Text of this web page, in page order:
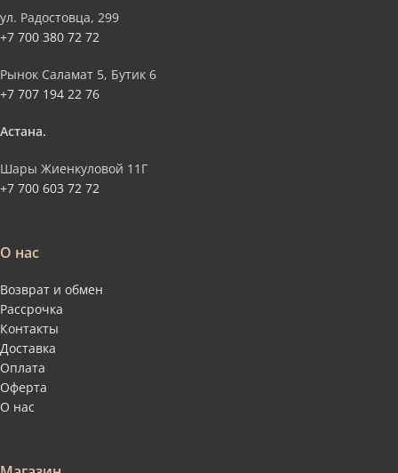
ул. Радостовца, 299
+7 700 380 72 72
Рынок Саламат 5, Бутик 6
+7 707 194 22 76
Астана.
Шары Жиенкуловой 11Г
+7 700 603 72 72
О нас
Возврат и обмен
Рассрочка
Контакты
Доставка
Оплата
Оферта
О нас